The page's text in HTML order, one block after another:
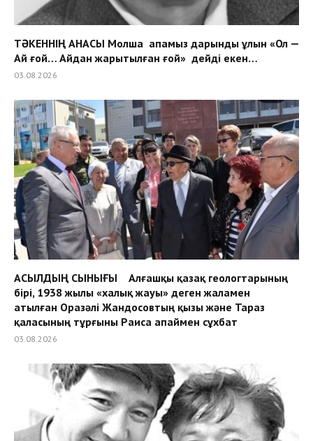
ТӘКЕННІҢ АНАСЫ Молша апамыз дарынды ұлын «Ол —
Ай ғой… Айдан жарытылған ғой» дейді екен…
03.08.2026
АСЫЛДЫҢ СЫНЫҒЫ Алғашқы қазақ геологтарының
бірі, 1938 жылы «халық жауы» деген жаламен
атылған Оразәлі Жандосовтың қызы және Тараз
қаласының тұрғыны Раиса апаймен сұхбат
03.08.2026